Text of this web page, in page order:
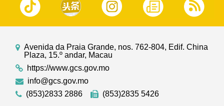
Avenida da Praia Grande, nos. 762-804, Edif. China
Plaza, 15.º andar, Macau
https://www.gcs.gov.mo
info@gcs.gov.mo
(853)2833 2886
(853)2835 5426